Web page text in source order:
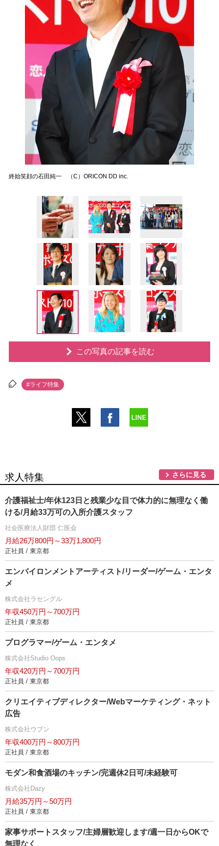
終始笑顔の石田純一 （C）ORICON DD inc.
この写真の記事を読む
#ライフ特集
求人特集 さらに見る
介護福祉士/年休123日と残業少な目で体力的に無理なく働
ける/月給33万可の入所介護スタッフ
社会医療法人財団 仁医会
月給26万800円～33万1,800円
正社員 / 東京都
エンバイロンメントアーティスト/リーダー/ゲーム・エンタ
メ
株式会社ラセングル
年収450万円～700万円
正社員 / 東京都
プログラマー/ゲーム・エンタメ
株式会社Studio Oops
年収420万円～700万円
正社員 / 東京都
クリエイティブディレクター/Webマーケティング・ネット
広告
株式会社ウブン
年収400万円～800万円
正社員 / 東京都
モダン和食酒場のキッチン/完週休2日可/未経験可
株式会社Dazy
月給35万円～50万円
正社員 / 東京都
家事サポートスタッフ/主婦層歓迎します/週一日からOKで
無理なく